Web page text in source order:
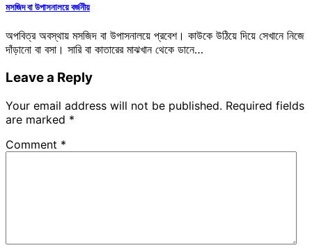
মসজিদ বা উপাসনালয়ে বর্জনীয়
অপবিত্র অবস্থায় মসজিদ বা উপাসনালয়ে প্রবেশ। কাউকে উঠিয়ে দিয়ে সেখানে নিজে
দাঁড়ানো বা বসা। সারি বা কাতারের মাঝখান থেকে ডানে…
Leave a Reply
Your email address will not be published. Required fields
are marked *
Comment *